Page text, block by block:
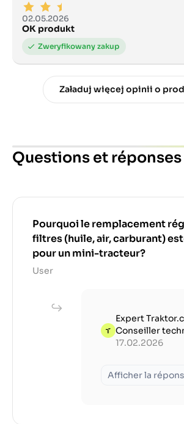
02.05.2026
OK produkt
Załaduj więcej opinii o
Questions et réponses
Pourquoi le remplacement
filtres (huile, air, carburant)
pour un mini-tracteur?
User
Expert
Conseiller
17.02.2026
Afficher la